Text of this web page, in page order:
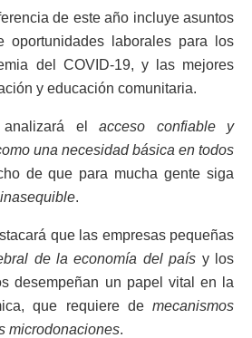
de este año incluye asuntos
oportunidades laborales para los
del COVID-19, y las mejores
y educación comunitaria.
analizará elacceso confiable y
una necesidad básica en todos
de que para mucha gente siga
.
que las empresas pequeñas
de la economía del país y los
desempeñan un papel vital en la
que requiere de mecanismos
microdonaciones.